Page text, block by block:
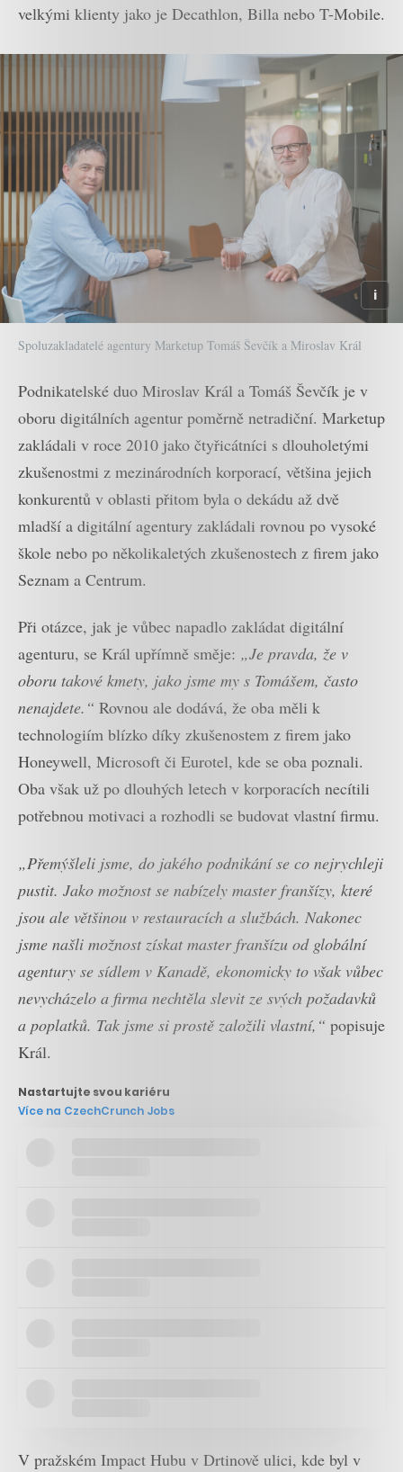
velkými klienty jako je Decathlon, Billa nebo T-Mobile.
Spoluzakladatelé agentury Marketup Tomáš Ševčík a Miroslav Král
Podnikatelské duo Miroslav Král a Tomáš Ševčík je v
oboru digitálních agentur poměrně netradiční. Marketup
zakládali v roce 2010 jako čtyřicátníci s dlouholetými
zkušenostmi z mezinárodních korporací, většina jejich
konkurentů v oblasti přitom byla o dekádu až dvě
mladší a digitální agentury zakládali rovnou po vysoké
škole nebo po několikaletých zkušenostech z firem jako
Seznam a Centrum.
Při otázce, jak je vůbec napadlo zakládat digitální
agenturu, se Král upřímně směje: „Je pravda, že v
oboru takové kmety, jako jsme my s Tomášem, často
nenajdete.“ Rovnou ale dodává, že oba měli k
technologiím blízko díky zkušenostem z firem jako
Honeywell, Microsoft či Eurotel, kde se oba poznali.
Oba však už po dlouhých letech v korporacích necítili
potřebnou motivaci a rozhodli se budovat vlastní firmu.
„Přemýšleli jsme, do jakého podnikání se co nejrychleji
pustit. Jako možnost se nabízely master franšízy, které
jsou ale většinou v restauracích a službách. Nakonec
jsme našli možnost získat master franšízu od globální
agentury se sídlem v Kanadě, ekonomicky to však vůbec
nevycházelo a firma nechtěla slevit ze svých požadavků
a poplatků. Tak jsme si prostě založili vlastní,“ popisuje
Král.
Nastartujte svou kariéru
Více na CzechCrunch Jobs
V pražském Impact Hubu v Drtinově ulici, kde byl v